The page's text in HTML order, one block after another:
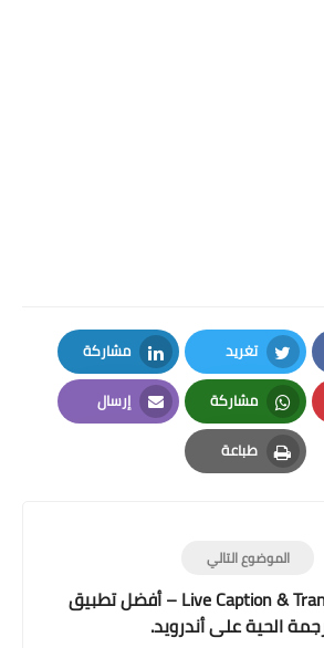
تغريد
Twitter
مشاركة
LinkedIn
مشاركة
Whatsapp
إرسال
Email
طباعة
Print
الموضوع التالي
تطبيق Live Caption & Translation – أفضل تطبيق
الحية على أندرويد.